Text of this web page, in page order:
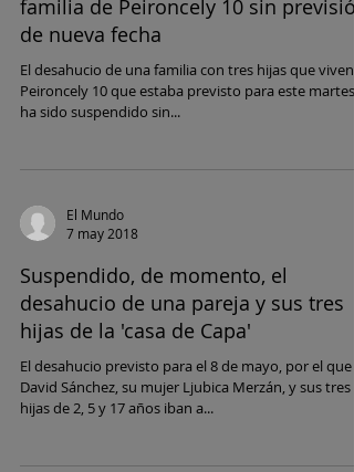
familia de Peironcely 10 sin previsión
de nueva fecha
El desahucio de una familia con tres hijas que viven
Peironcely 10 que estaba previsto para este martes
ha sido suspendido sin...
El Mundo
7 may 2018
Suspendido, de momento, el
desahucio de una pareja y sus tres
hijas de la 'casa de Capa'
El desahucio previsto para el 8 de mayo, por el que
David Sánchez, su mujer Ljubica Merzán, y sus tres
hijas de 2, 5 y 17 años iban a...